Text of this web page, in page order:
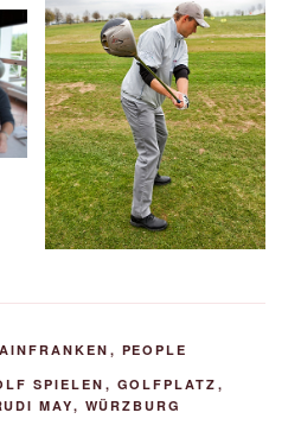
, PEOPLE
SPIELEN, GOLFPLATZ ,
MAY, WÜRZBURG